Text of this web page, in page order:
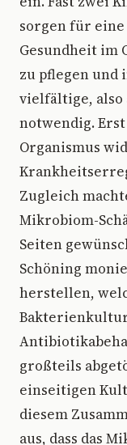
sorgen für
Gesundheit im
zu pflegen und
vielfältige, also
notwendig.
Organismus
Zugleich
Mikrobiom-
Seiten
Schöning
herstellen,
großteils
einseitigen
diesem
aus, dass das